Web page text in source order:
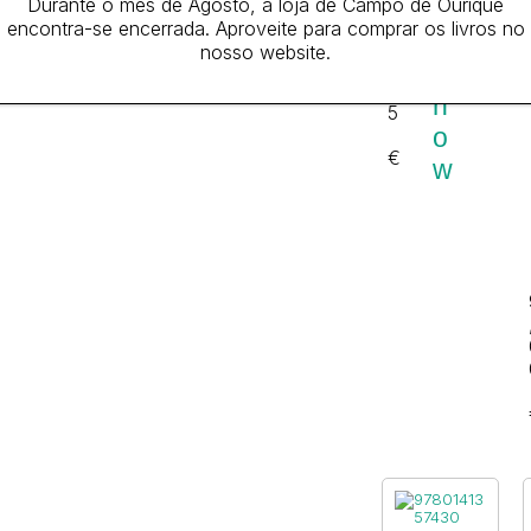
2
5
€
n
a
a
m
n
o
w
Durante o mês de Agosto, a loja de Campo de Ourique
encontra-se encerrada. Aproveite para comprar os livros no
nosso website.